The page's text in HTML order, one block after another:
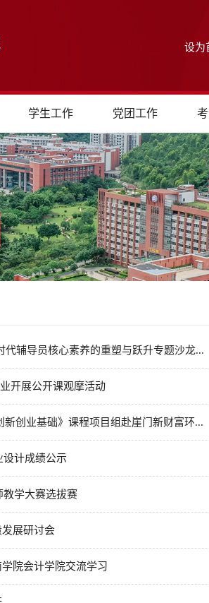
设为
学生工作 党团工作
辅导员核心素养的重塑与跃升专题沙龙...
开展公开课观摩活动
创业基础》课程项目组赴崖门新财富环...
设计成绩公示
教学大赛选拔赛
展研讨会
院会计学院交流学习